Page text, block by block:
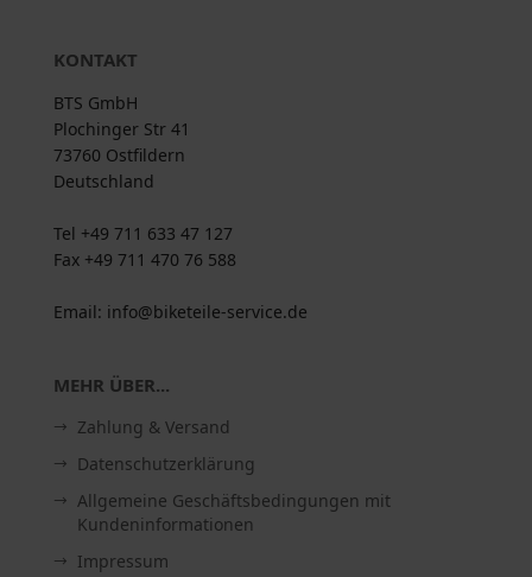
KONTAKT
BTS GmbH
Plochinger Str 41
73760 Ostfildern
Deutschland
Tel +49 711 633 47 127
Fax +49 711 470 76 588
Email: info@biketeile-service.de
MEHR ÜBER...
Zahlung & Versand
Datenschutzerklärung
Allgemeine Geschäftsbedingungen mit
Kundeninformationen
Impressum